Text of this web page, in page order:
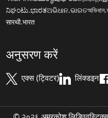
ನಿಘಂಟು.ಭಾರತଅଭିଧାନ.ଭାରତ
सारथी.भारत
अनुसरण करें
एक्स (ट्विटर) लिंक्डइन